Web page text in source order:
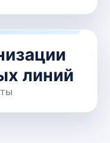
линий